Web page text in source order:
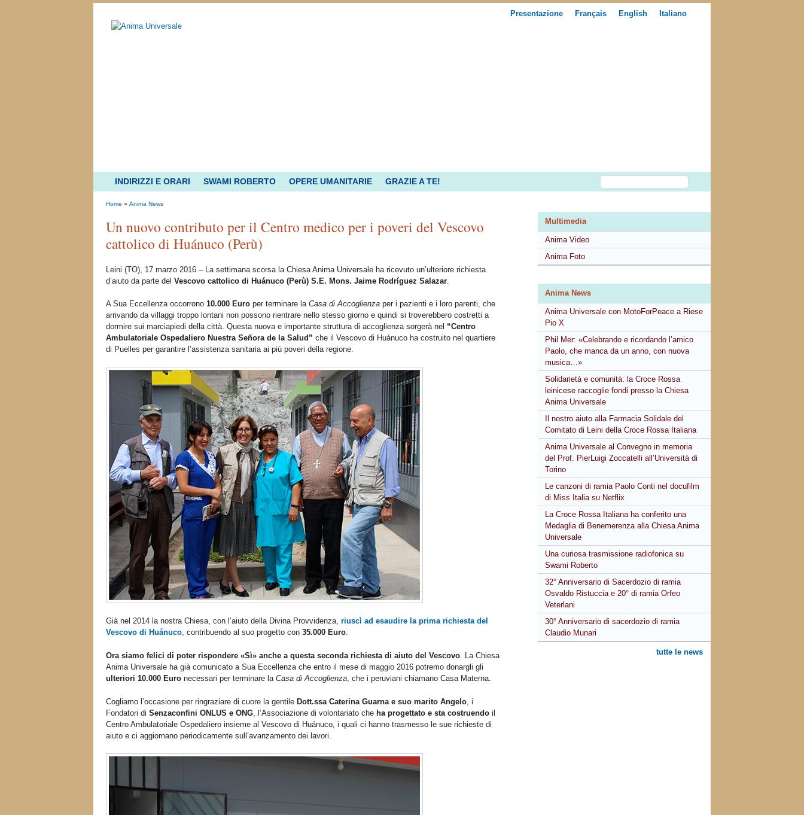
Italiano
English
Français
Presentazione
INDIRIZZI E ORARI SWAMI ROBERTO OPERE UMANITARIE GRAZIE A TE!
Un nuovo contributo per il Centro medico per i poveri del Vescovo
cattolico di Huánuco (Perù)
Leini (TO), 17 marzo 2016 – La settimana scorsa la Chiesa Anima Universale ha ricevuto un’ulteriore richiesta
d’aiuto da parte del Vescovo cattolico di Huánuco (Perù) S.E. Mons. Jaime Rodríguez Salazar
A Sua Eccellenza occorrono 10.000 Euro per terminare la Casa di Accoglienza per i pazienti e i loro parenti, che
arrivando da villaggi troppo lontani non possono rientrare nello stesso giorno e quindi si troverebbero costretti a
dormire sui marciapiedi della città. Questa nuova e importante struttura di accoglienza sorgerà nel “Centro
Ambulatoriale Ospedaliero Nuestra Señora de la Salud” che il Vescovo di Huánuco ha costruito nel quartiere
di Puelles per garantire l’assistenza sanitaria ai più poveri della regione.
Già nel 2014 la nostra Chiesa, con l’aiuto della Divina Provvidenza, riuscì ad esaudire la prima richiesta del
Vescovo di Huánuco, contribuendo al suo progetto con 35.000 Euro.
Ora siamo felici di poter rispondere «Sì» anche a questa seconda richiesta di aiuto del Vescovo. La Chiesa
Anima Universale ha già comunicato a Sua Eccellenza che entro il mese di maggio 2016 potremo donargli gli
ulteriori 10.000 Euro necessari per terminare la Casa di Accoglienza, che i peruviani chiamano Casa Materna.
Cogliamo l’occasione per ringraziare di cuore la gentile Dott.ssa Caterina Guarna e suo marito Angelo, i
Fondatori di Senzaconfini ONLUS e ONG, l’Associazione di volontariato che ha progettato e sta costruendo il
Centro Ambulatoriale Ospedaliero insieme al Vescovo di Huánuco, i quali ci hanno trasmesso le sue richieste di
aiuto e ci aggiornano periodicamente sull’avanzamento dei lavori.
Multimedia
Anima Video
Anima Foto
Anima News
Anima Universale con MotoForPeace a Riese
Pio X
Phil Mer: «Celebrando e ricordando l’amico
Paolo, che manca da un anno, con nuova
musica…»
Solidarietà e comunità: la Croce Rossa
leinicese raccoglie fondi presso la Chiesa
Anima Universale
Il nostro aiuto alla Farmacia Solidale del
Comitato di Leini della Croce Rossa Italiana
Anima Universale al Convegno in memoria
del Prof. PierLuigi Zoccatelli all’Università di
Torino
Le canzoni di ramia Paolo Conti nel docufilm
di Miss Italia su Netflix
La Croce Rossa Italiana ha conferito una
Medaglia di Benemerenza alla Chiesa Anima
Universale
Una curiosa trasmissione radiofonica su
Swami Roberto
32° Anniversario di Sacerdozio di ramia
Osvaldo Ristuccia e 20° di ramia Orfeo
Veterlani
30° Anniversario di sacerdozio di ramia
Claudio Munari
tutte le news
Home » Anima News